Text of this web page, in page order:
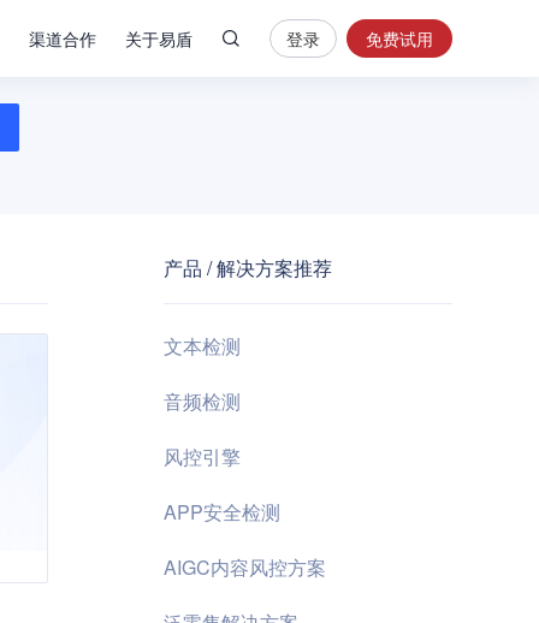
渠道合作 关于易盾
安
全
控
登录 免费试用
产品 / 解决方案推荐
文本检测
音频检测
风控引擎
APP安全检测
AIGC内容风控方案